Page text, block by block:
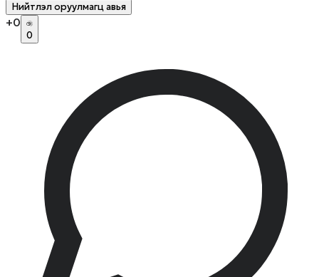
Нийтлэл оруулмагц авья
+0
0